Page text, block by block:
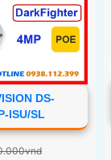
DS-
ISU/SL